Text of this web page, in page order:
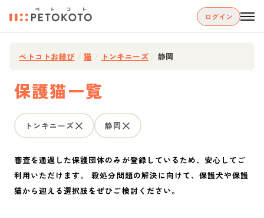
ログイン
ペトコトお結び 猫 トンキニーズ 静岡
保護猫一覧
トンキニーズ 静岡
審査を通過した保護団体のみが登録しているため、安心してご
利用いただけます。 殺処分問題の解決に向けて、保護犬や保護
猫から迎える選択肢をぜひご検討ください。